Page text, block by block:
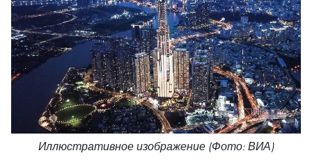
Иллюстративное изображение (Фото: ВИА)